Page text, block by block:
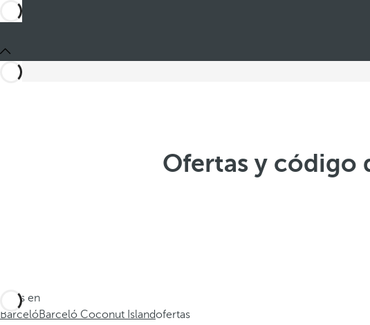
Ofertas y código
Estás en
BarcelóBarceló Coconut Islandofertas